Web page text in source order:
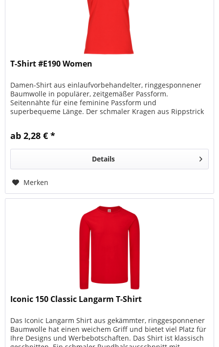
T-Shirt #E190 Women
Damen-Shirt aus einlaufvorbehandelter, ringgesponnener
Baumwolle in populärer, zeitgemäßer Passform.
Seitennähte für eine feminine Passform und
superbequeme Länge. Der schmaler Kragen aus Rippstrick
ab 2,28 € *
Details
Merken
Iconic 150 Classic Langarm T-Shirt
Das Iconic Langarm Shirt aus gekämmter, ringgesponnener
Baumwolle hat einen weichem Griff und bietet viel Platz für
Ihre Designs und Werbebotschaften. Das Shirt ist klassisch